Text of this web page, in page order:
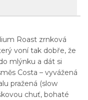
Roast zrnková
voní tak dobře, že
mlýnku a dát si
Costa – vyvážená
pražená (slow
chuť, bohaté